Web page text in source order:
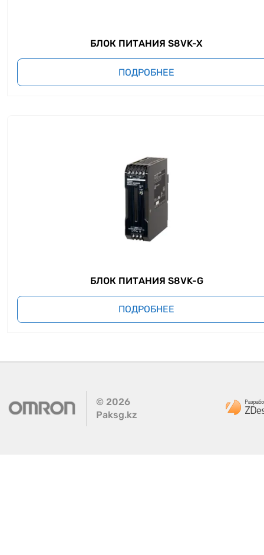
БЛОК ПИТАНИЯ S8VK-X
ПОДРОБНЕЕ
БЛОК ПИТАНИЯ S8VK-G
ПОДРОБНЕЕ
© 2026
Paksg.kz